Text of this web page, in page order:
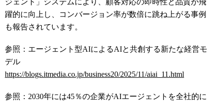
ジェント」システムにより、顧客対応の即時性と品質が飛
躍的に向上し、コンバージョン率が数倍に跳ね上がる事例
も報告されています。
参照：エージェント型AIによるAIと共創する新たな経営モ
デル
https://blogs.itmedia.co.jp/business20/2025/11/aiai_11.html
参照：2030年には45％の企業がAIエージェントを全社的に